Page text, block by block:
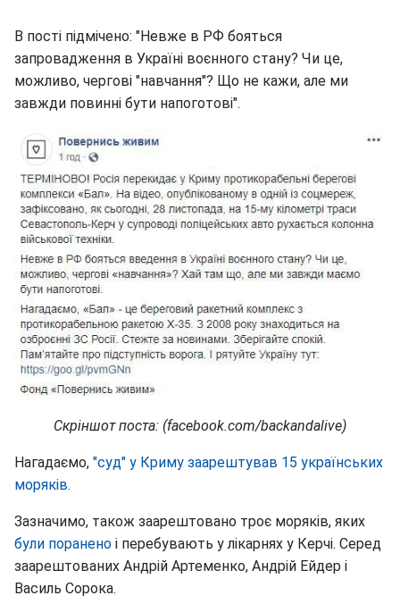
В пості підмічено: "Невже в РФ бояться
запровадження в Україні воєнного стану? Чи це,
можливо, чергові "навчання"? Що не кажи, але ми
завжди повинні бути напоготові".
Скріншот поста: (facebook.com/backandalive)
Нагадаємо, "суд" у Криму заарештував 15 українських
моряків.
Зазначимо, також заарештовано троє моряків, яких
були поранено і перебувають у лікарнях у Керчі. Серед
заарештованих Андрій Артеменко, Андрій Ейдер і
Василь Сорока.